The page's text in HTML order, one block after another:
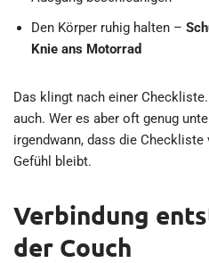
Den Körper ruhig halten –
Knie ans Motorrad
Das klingt nach einer
auch. Wer es aber oft genug
irgendwann, dass die
Gefühl bleibt.
Verbindung
der Couch